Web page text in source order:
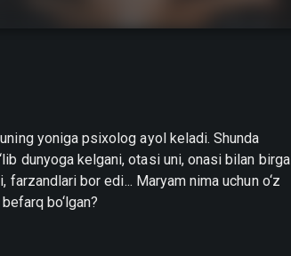
yoniga psixolog ayol keladi. Shunda
dunyoga kelgani, otasi uni, onasi bilan birga
bor edi... Maryam nima uchun o‘z
bo‘lgan?